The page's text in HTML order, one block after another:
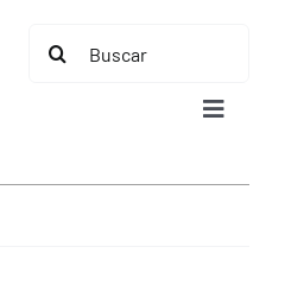
Buscar:
Toggle